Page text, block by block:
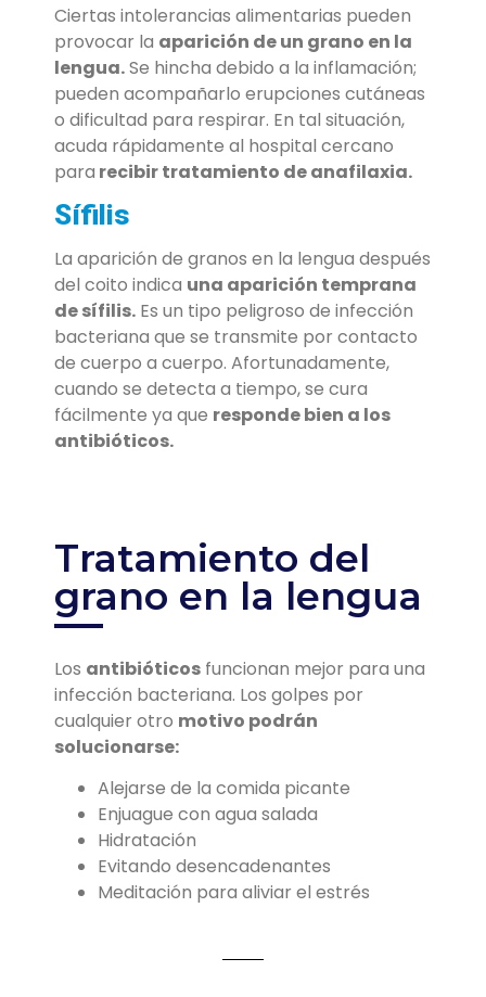
Ciertas intolerancias alimentarias pueden
provocar la aparición de un grano en la
lengua.Se hincha debido a la inflamación;
pueden acompañarlo erupciones cutáneas
o dificultad para respirar. En tal situación,
acuda rápidamente al hospital cercano
para recibir tratamiento de anafilaxia.
Sífilis
La aparición de granos en la lengua después
del coito indica una aparición temprana
de sífilis. Es un tipo peligroso de infección
bacteriana que se transmite por contacto
de cuerpo a cuerpo. Afortunadamente,
cuando se detecta a tiempo, se cura
fácilmente ya que responde bien a los
antibióticos.
Tratamiento del
grano en la lengua
Los antibióticos funcionan mejor para una
infección bacteriana. Los golpes por
cualquier otro motivo podrán
solucionarse:
Alejarse de la comida picante
Enjuague con agua salada
Hidratación
Evitando desencadenantes
Meditación para aliviar el estrés